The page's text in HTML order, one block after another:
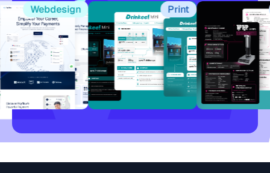
Webdesign
Print